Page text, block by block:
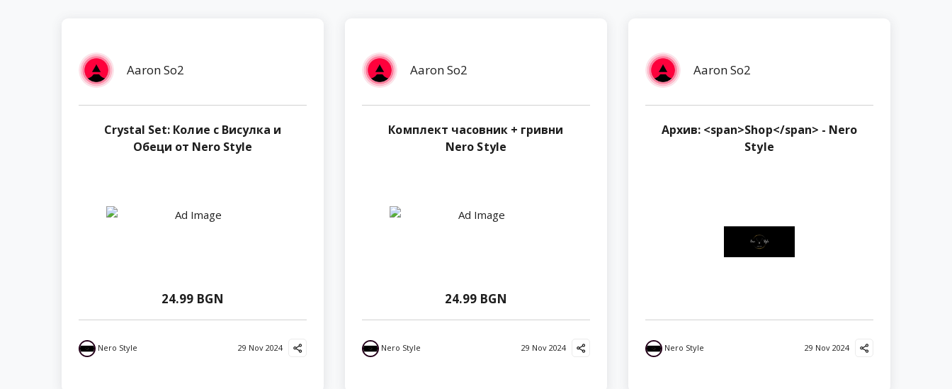
Aaron So2
Crystal Set: Колие с Висулка и
Обеци от Nero Style
24.99 BGN
Nero Style 29 Nov 2024
Aaron So2
Комплект часовник + гривни
Nero Style
24.99 BGN
Nero Style 29 Nov 2024
Aaron So2
Архив: <span>Shop</span> - Nero
Style
Nero Style 29 Nov 2024